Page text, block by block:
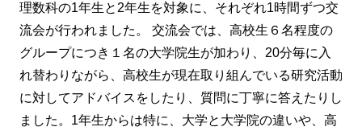
理数科の1年生と2年生を対象に、それぞれ1時間ずつ交
流会が行われました。 交流会では、高校生６名程度の
グループにつき１名の大学院生が加わり、20分毎に入
れ替わりながら、高校生が現在取り組んでいる研究活動
に対してアドバイスをしたり、質問に丁寧に答えたりし
ました。1年生からは特に、大学と大学院の違いや、高